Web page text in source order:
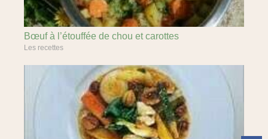
Bœuf à l’étouffée de chou et carottes
Les recettes